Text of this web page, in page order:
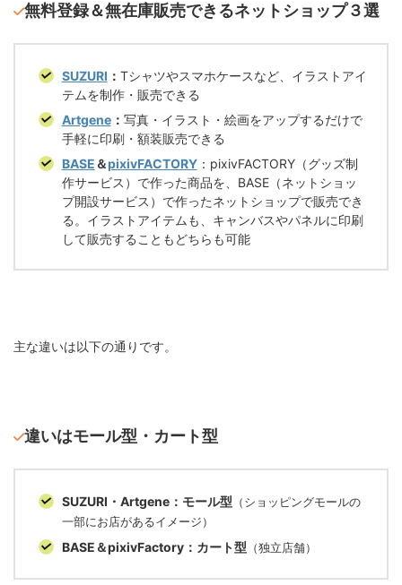
無料登録＆無在庫販売できるネットショップ３選
SUZURI ： Tシャツやスマホケースなど、イラストアイ
テムを制作・販売できる
Artgene： 写真・イラスト・絵画をアップするだけで
手軽に印刷・額装販売できる
BASE ＆pixivFACTORY：pixivFACTORY（グッズ制
作サービス）で作った商品を、BASE（ネットショッ
プ開設サービス）で作ったネットショップで販売でき
る。イラストアイテムも、キャンバスやパネルに印刷
して販売することもどちらも可能
主な違いは以下の通りです。
違いはモール型・カート型
SUZURI・Artgene：モール型 （ショッピングモールの
一部にお店があるイメージ）
BASE＆pixivFactory：カート型 （独立店舗）